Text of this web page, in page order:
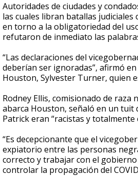
Autoridades de ciudades y
las cuales libran batallas
en torno a la obligatoriedad del
refutaron de inmediato las
“Las declaraciones del
deberían ser ignoradas”, afirmó
Houston, Sylvester Turner, quien
Rodney Ellis, comisionado de raza
abarca Houston, señaló en un tuit
Patrick eran “racistas y totalmente
“Es decepcionante que el
expiatorio entre las personas
correcto y trabajar con el
controlar la propagación del